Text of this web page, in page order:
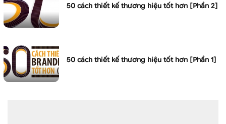
50 cách thiết kế thương hiệu tốt hơn [Phần 2]
50 cách thiết kế thương hiệu tốt hơn [Phần 1]